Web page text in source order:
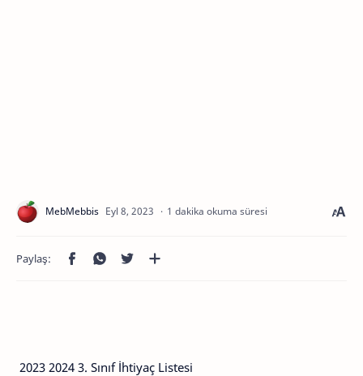
1 dakika okuma süresi
2023 2024 3. Sınıf İhtiyaç Listesi